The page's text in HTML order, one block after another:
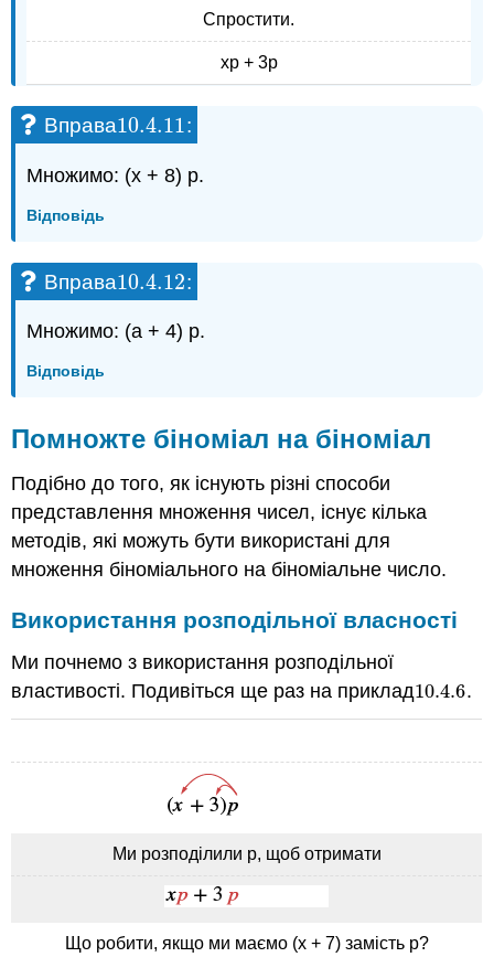
Спростити.
хр + 3р
Вправа10.4.11
10.4.11:
Множимо: (х + 8) р.
Відповідь
Вправа10.4.12
10.4.12:
Множимо: (a + 4) р.
Відповідь
Помножте біноміал на біноміал
Подібно до того, як існують різні способи
представлення множення чисел, існує кілька
методів, які можуть бути використані для
множення біноміального на біноміальне число.
Використання розподільної власності
Ми почнемо з використання розподільної
властивості. Подивіться ще раз на приклад10.4.6
10.4.6.
Ми розподілили р, щоб отримати
Що робити, якщо ми маємо (x + 7) замість p?